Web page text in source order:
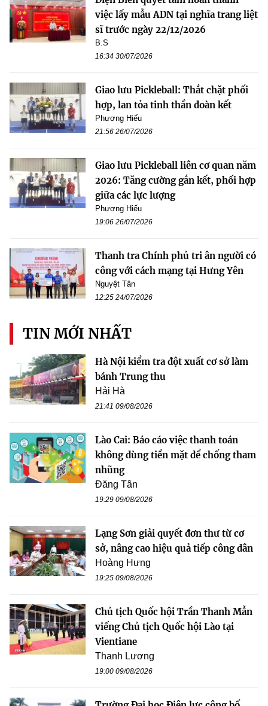
việc lấy mẫu ADN tại nghĩa trang liệt
sĩ trước ngày 22/12/2026
B.S
16:34 30/07/2026
Giao lưu Pickleball: Thắt chặt phối
hợp, lan tỏa tinh thần đoàn kết
Phương Hiếu
21:56 26/07/2026
Giao lưu Pickleball liên cơ quan năm
2026: Tăng cường gắn kết, phối hợp
giữa các lực lượng
Phương Hiếu
19:06 26/07/2026
Thanh tra Chính phủ tri ân người có
công với cách mạng tại Hưng Yên
Nguyệt Tân
12:25 24/07/2026
TIN MỚI NHẤT
Hà Nội kiểm tra đột xuất cơ sở làm
bánh Trung thu
Hải Hà
21:41 09/08/2026
Lào Cai: Báo cáo việc thanh toán
không dùng tiền mặt để chống tham
nhũng
Đăng Tân
19:29 09/08/2026
Lạng Sơn giải quyết đơn thư từ cơ
sở, nâng cao hiệu quả tiếp công dân
Hoàng Hưng
19:25 09/08/2026
Chủ tịch Quốc hội Trần Thanh Mẫn
viếng Chủ tịch Quốc hội Lào tại
Vientiane
Thanh Lương
19:00 09/08/2026